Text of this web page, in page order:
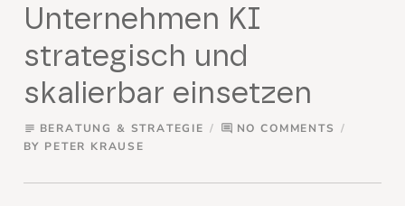
Unternehmen KI
strategisch und
skalierbar einsetzen
subject BERATUNG & STRATEGIE comment NO COMMENTS
BY PETER KRAUSE